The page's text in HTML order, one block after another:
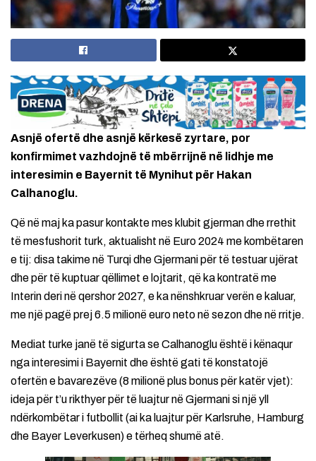
Asnjë ofertë dhe asnjë kërkesë zyrtare, por
konfirmimet vazhdojnë të mbërrijnë në lidhje me
interesimin e Bayernit të Mynihut për Hakan
Calhanoglu.
Që në maj ka pasur kontakte mes klubit gjerman dhe rrethit
të mesfushorit turk, aktualisht në Euro 2024 me kombëtaren
e tij: disa takime në Turqi dhe Gjermani për të testuar ujërat
dhe për të kuptuar qëllimet e lojtarit, që ka kontratë me
Interin deri në qershor 2027, e ka nënshkruar verën e kaluar,
me një pagë prej 6.5 milionë euro neto në sezon dhe në rritje.
Mediat turke janë të sigurta se Calhanoglu është i kënaqur
nga interesimi i Bayernit dhe është gati të konstatojë
ofertën e bavarezëve (8 milionë plus bonus për katër vjet):
ideja për t’u rikthyer për të luajtur në Gjermani si një yll
ndërkombëtar i futbollit (ai ka luajtur për Karlsruhe, Hamburg
dhe Bayer Leverkusen) e tërheq shumë atë.